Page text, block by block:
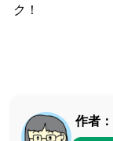
ク！
作者：